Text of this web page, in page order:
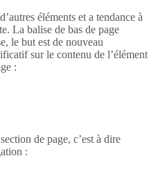
éléments et a tendance à
La balise de bas de page
le but est de nouveau
sur le contenu de l’élément
:
de page, c’est à dire
: